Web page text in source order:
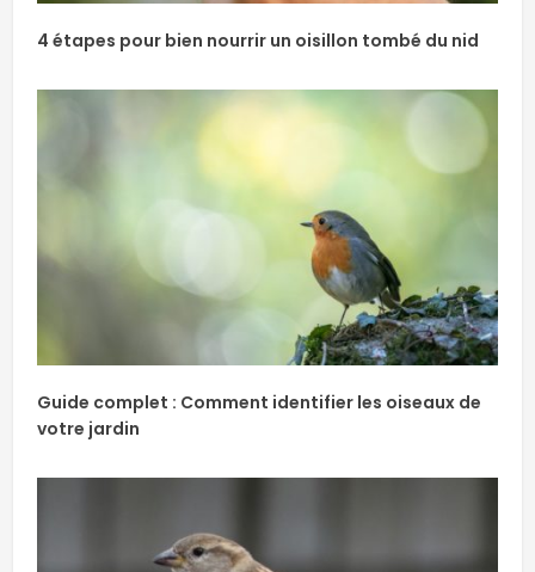
4 étapes pour bien nourrir un oisillon tombé du nid
Guide complet : Comment identifier les oiseaux de
votre jardin